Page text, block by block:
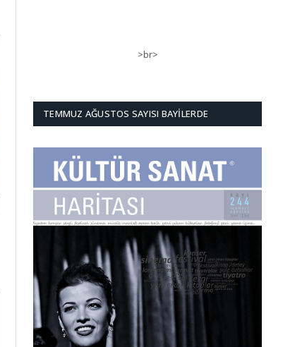
>br>
TEMMUZ AĞUSTOS SAYISI BAYILERDE